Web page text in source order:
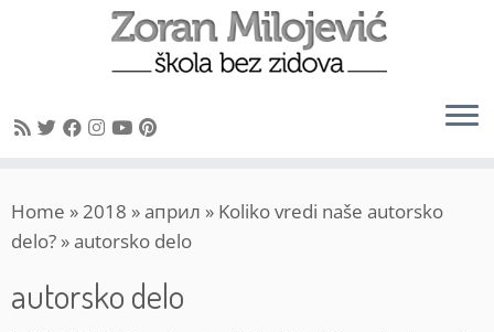
to
content
Home »2018 »април » Koliko vredi naše autorsko
delo? »autorsko delo
autorsko delo